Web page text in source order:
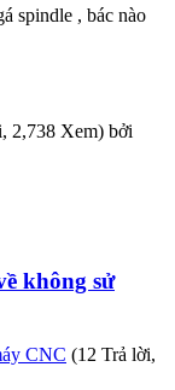
spindle , bác nào
2,738 Xem) bởi
không sử
CNC (12 Trả lời,